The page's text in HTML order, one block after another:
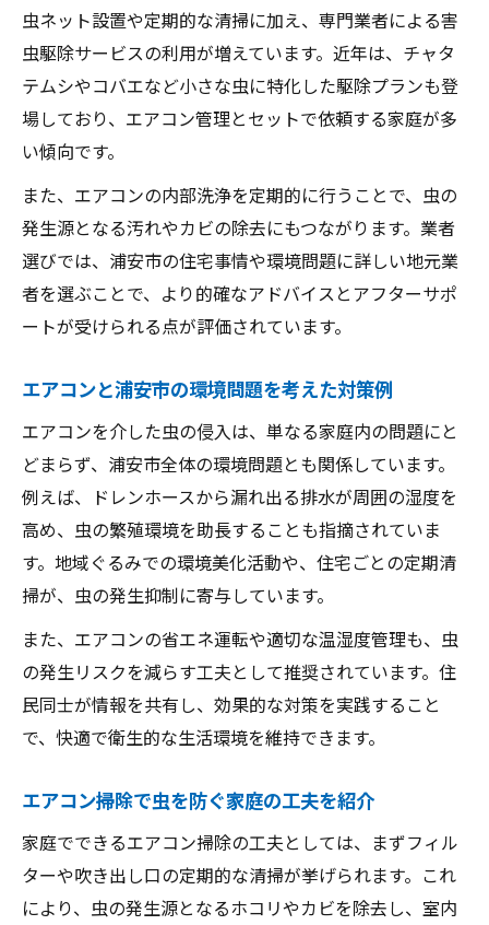
虫ネット設置や定期的な清掃に加え、専門業者による害
虫駆除サービスの利用が増えています。近年は、チャタ
テムシやコバエなど小さな虫に特化した駆除プランも登
場しており、エアコン管理とセットで依頼する家庭が多
い傾向です。
また、エアコンの内部洗浄を定期的に行うことで、虫の
発生源となる汚れやカビの除去にもつながります。業者
選びでは、浦安市の住宅事情や環境問題に詳しい地元業
者を選ぶことで、より的確なアドバイスとアフターサポ
ートが受けられる点が評価されています。
エアコンと浦安市の環境問題を考えた対策例
エアコンを介した虫の侵入は、単なる家庭内の問題にと
どまらず、浦安市全体の環境問題とも関係しています。
例えば、ドレンホースから漏れ出る排水が周囲の湿度を
高め、虫の繁殖環境を助長することも指摘されていま
す。地域ぐるみでの環境美化活動や、住宅ごとの定期清
掃が、虫の発生抑制に寄与しています。
また、エアコンの省エネ運転や適切な温湿度管理も、虫
の発生リスクを減らす工夫として推奨されています。住
民同士が情報を共有し、効果的な対策を実践すること
で、快適で衛生的な生活環境を維持できます。
エアコン掃除で虫を防ぐ家庭の工夫を紹介
家庭でできるエアコン掃除の工夫としては、まずフィル
ターや吹き出し口の定期的な清掃が挙げられます。これ
により、虫の発生源となるホコリやカビを除去し、室内